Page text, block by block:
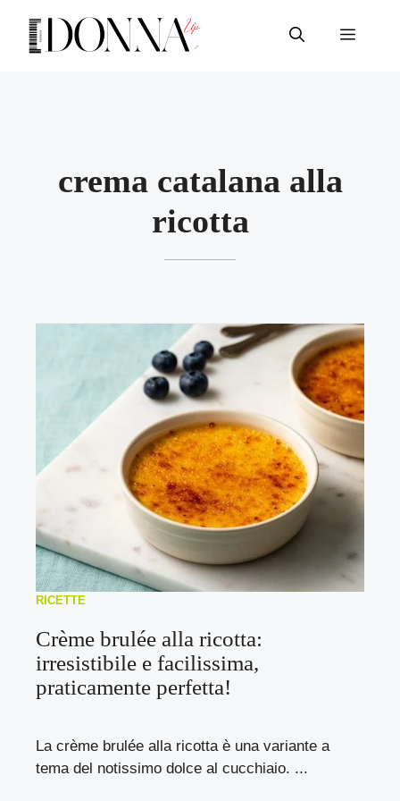
contenuto
Menu
crema catalana alla
ricotta
RICETTE
Crème brulée alla ricotta:
irresistibile e facilissima,
praticamente perfetta!
La crème brulée alla ricotta è una variante a
tema del notissimo dolce al cucchiaio. ...